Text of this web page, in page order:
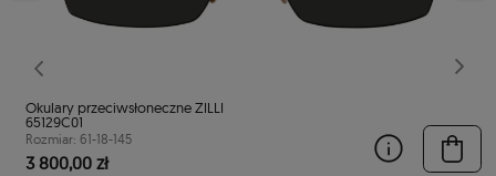
Poprzedni
Okulary przeciwsłoneczne ZILLI
65129C01
Rozmiar: 61-18-145
3 800,00 zł